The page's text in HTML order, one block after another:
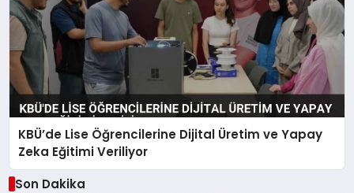
KBÜ’de Lise Öğrencilerine Dijital Üretim ve Yapay
Zeka Eğitimi Veriliyor
Son Dakika